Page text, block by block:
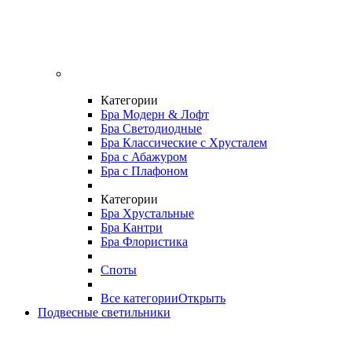
Категории
Бра Модерн & Лофт
Бра Светодиодные
Бра Классические с Хрусталем
Бра с Абажуром
Бра с Плафоном
Категории
Бра Хрустальные
Бра Кантри
Бра Флористика
Споты
Все категорииОткрыть
Подвесные светильники